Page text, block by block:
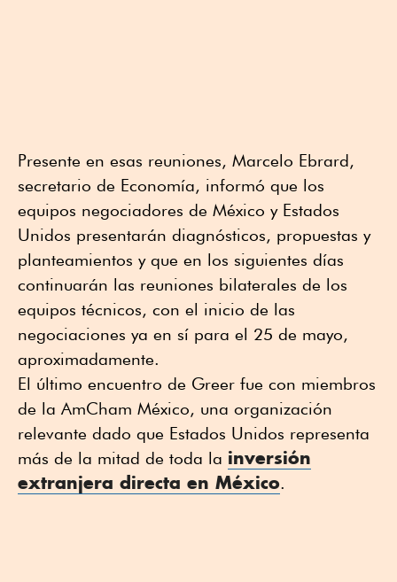
Presente en esas reuniones, Marcelo Ebrard,
secretario de Economía, informó que los
equipos negociadores de México y Estados
Unidos presentarán diagnósticos, propuestas y
planteamientos y que en los siguientes días
continuarán las reuniones bilaterales de los
equipos técnicos, con el inicio de las
negociaciones ya en sí para el 25 de mayo,
aproximadamente.
El último encuentro de Greer fue con miembros
de la AmCham México, una organización
relevante dado que Estados Unidos representa
más de la mitad de toda la inversión
extranjera directa en México.